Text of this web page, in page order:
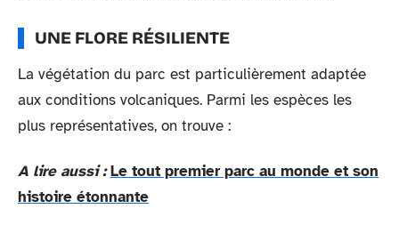
UNE FLORE RÉSILIENTE
La végétation du parc est particulièrement adaptée
aux conditions volcaniques. Parmi les espèces les
plus représentatives, on trouve :
A lire aussi : Le tout premier parc au monde et son
histoire étonnante